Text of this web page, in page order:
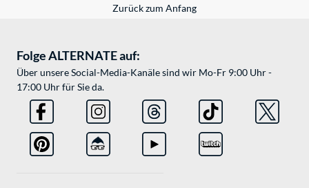
Zurück zum Anfang
Folge ALTERNATE auf:
Über unsere Social-Media-Kanäle sind wir Mo-Fr 9:00 Uhr -
17:00 Uhr für Sie da.